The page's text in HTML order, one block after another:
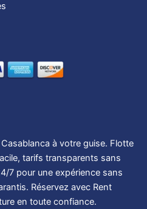
à votre guise. Flotte
tarifs transparents sans
7 pour une expérience sans
Réservez avec Rent
en toute confiance.